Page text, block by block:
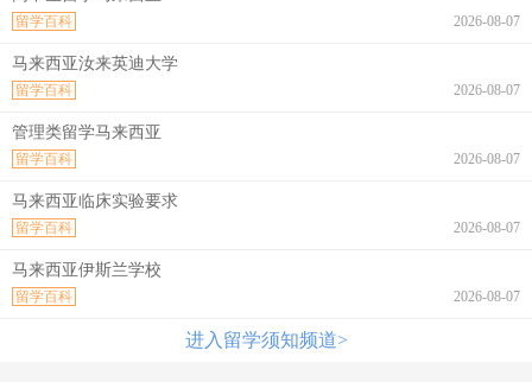
2026-08-07
留学百科
马来西亚汝来英迪大学
2026-08-07
留学百科
管理类留学马来西亚
2026-08-07
留学百科
马来西亚临床实验要求
2026-08-07
留学百科
马来西亚伊斯兰学校
2026-08-07
留学百科
进入留学须知频道>